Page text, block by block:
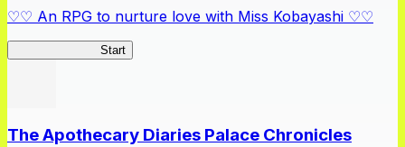
♡♡ An RPG to nurture love with Miss Kobayashi ♡♡
Start
The Apothecary Diaries Palace Chronicles